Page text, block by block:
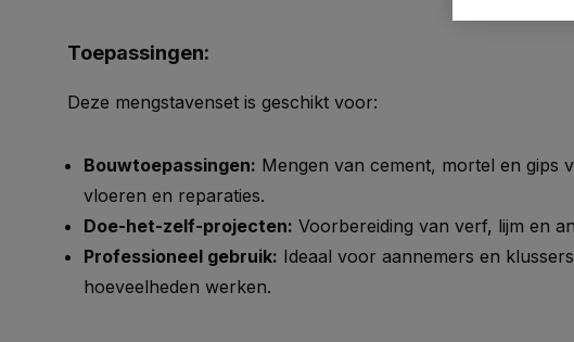
Toepassingen:
Deze mengstavenset is geschikt voor:
Bouwtoepassingen: Mengen van cement, mortel en gips
vloeren en reparaties.
Doe-het-zelf-projecten: Voorbereiding van verf, lijm en
Professioneel gebruik: Ideaal voor aannemers en
hoeveelheden werken.